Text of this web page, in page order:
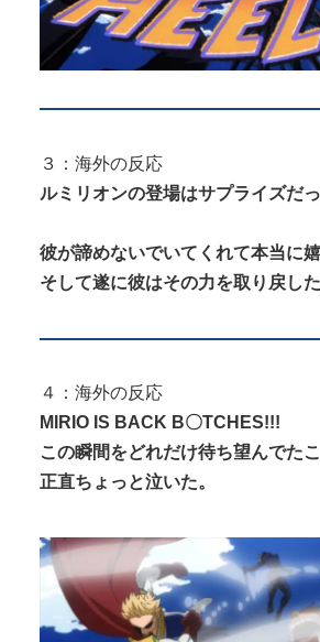
３：海外の反応
ルミリオンの登場はサプライズだ
彼が諦めないでいてくれて本当に嬉
そして遂に彼はその力を取り戻した
４：海外の反応
MIRIO IS BACK B〇TCHES!!!
この瞬間をどれだけ待ち望んでた
正直ちょっと泣いた。